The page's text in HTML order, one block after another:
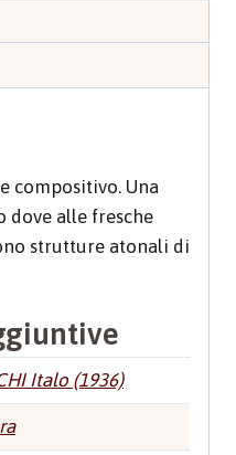
compositivo. Una
dove alle fresche
strutture atonali di
Italo (1936)